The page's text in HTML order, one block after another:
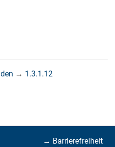
→ 1.3.1.12
→ Barrierefreiheit